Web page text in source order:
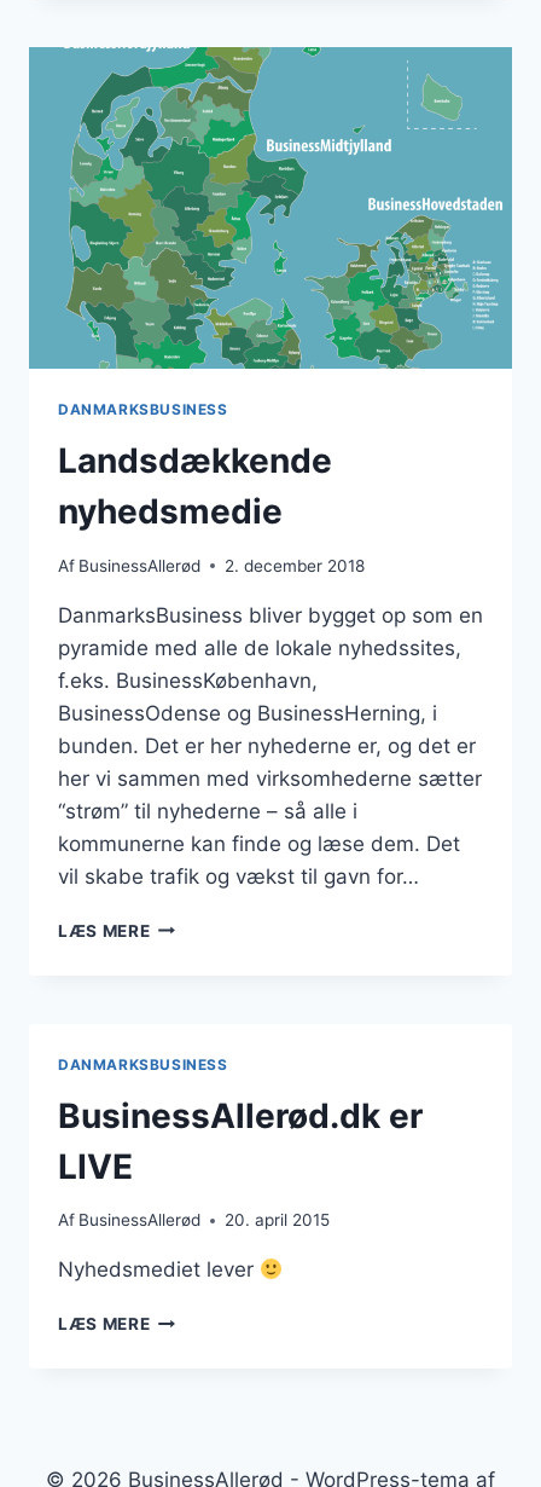
DANMARKSBUSINESS
Landsdækkende
nyhedsmedie
Af BusinessAllerød 2. december 2018
DanmarksBusiness bliver bygget op som en
pyramide med alle de lokale nyhedssites,
f.eks. BusinessKøbenhavn,
BusinessOdense og BusinessHerning, i
bunden. Det er her nyhederne er, og det er
her vi sammen med virksomhederne sætter
“strøm” til nyhederne – så alle i
kommunerne kan finde og læse dem. Det
vil skabe trafik og vækst til gavn for…
LÆS MERELANDSDÆKKENDE
DANMARKSBUSINESS
BusinessAllerød.dk er
LIVE
Af BusinessAllerød 20. april 2015
Nyhedsmediet lever
LÆS MEREBUSINESSALLERØD.DK
© 2026 BusinessAllerød - WordPress-tema af